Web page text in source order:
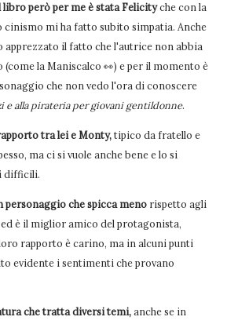
libro però per me è stata Felicityche con la
cinismo mi ha fatto subito simpatia. Anche
apprezzato il fatto che l'autrice non abbia
la Maniscalco 👀) e per il momento è
che non vedo l'ora di conoscere
e alla pirateria per giovani gentildonne.
tra lei e Monty,tipico da fratello e
ma ci si vuole anche bene e lo si
difficili.
personaggio che spicca meno rispetto agli
è il miglior amico del protagonista,
rapporto è carino, ma in alcuni punti
evidente i sentimenti che provano
che tratta diversi temi,anche se in